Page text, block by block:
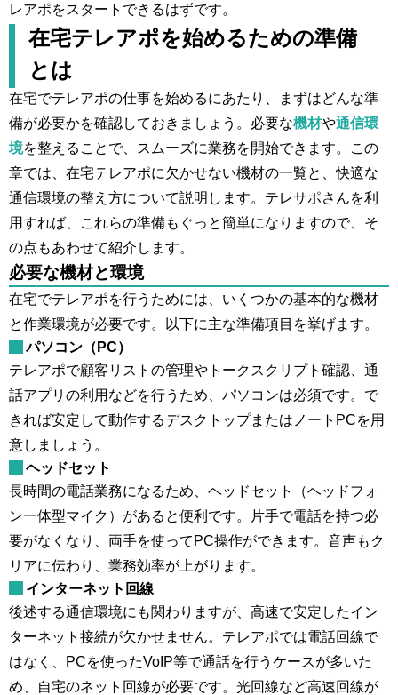
レアポをスタートできるはずです。
在宅テレアポを始めるための準備
とは
在宅でテレアポの仕事を始めるにあたり、まずはどんな準
備が必要かを確認しておきましょう。必要な機材や通信環
境を整えることで、スムーズに業務を開始できます。この
章では、在宅テレアポに欠かせない機材の一覧と、快適な
通信環境の整え方について説明します。テレサポさんを利
用すれば、これらの準備もぐっと簡単になりますので、そ
の点もあわせて紹介します。
必要な機材と環境
在宅でテレアポを行うためには、いくつかの基本的な機材
と作業環境が必要です。以下に主な準備項目を挙げます。
パソコン（PC）
テレアポで顧客リストの管理やトークスクリプト確認、通
話アプリの利用などを行うため、パソコンは必須です。で
きれば安定して動作するデスクトップまたはノートPCを用
意しましょう。
ヘッドセット
長時間の電話業務になるため、ヘッドセット（ヘッドフォ
ン一体型マイク）があると便利です。片手で電話を持つ必
要がなくなり、両手を使ってPC操作ができます。音声もク
リアに伝わり、業務効率が上がります。
インターネット回線
後述する通信環境にも関わりますが、高速で安定したイン
ターネット接続が欠かせません。テレアポでは電話回線で
はなく、PCを使ったVoIP等で通話を行うケースが多いた
め、自宅のネット回線が必要です。光回線など高速回線が